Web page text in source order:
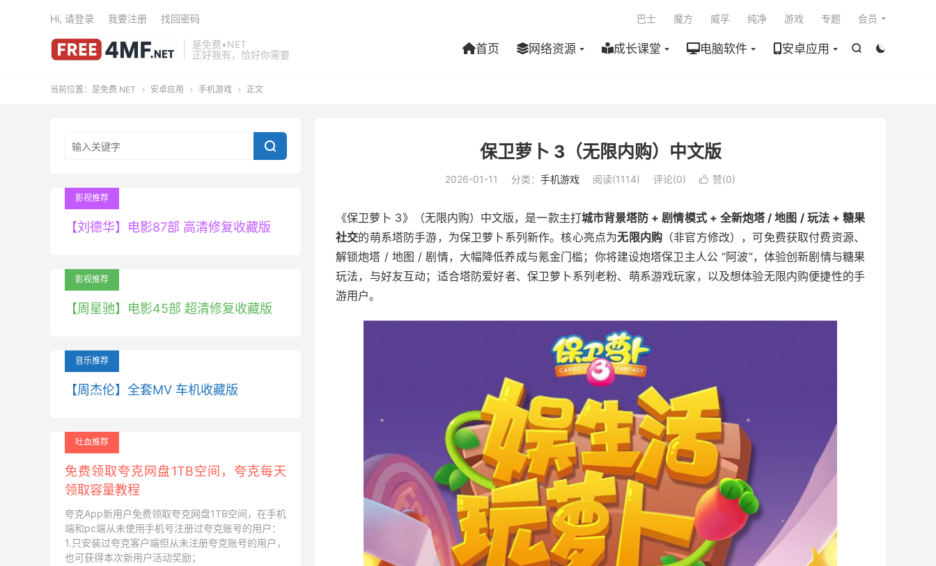
是免费•NET
正好我有，恰好你需要


首页 网络资源 成长课堂 电脑软件 安卓应用
巴士 魔方 威孚 纯净 游戏 专题 会员
Hi, 请登录 我要注册 找回密码
当前位置： 是免费.NET  安卓应用  手机游戏  正文
保卫萝卜 3（无限内购）中文版
2026-01-11 分类： 手机游戏 阅读(1114) 评论(0)  赞(0)
《保卫萝卜 3》（无限内购）中文版，是一款主打城市背景塔防 + 剧情模式 + 全新炮塔 / 地图 / 玩法 + 糖果
社交的萌系塔防手游，为保卫萝卜系列新作。核心亮点为无限内购 （非官方修改），可免费获取付费资源、
解锁炮塔 / 地图 / 剧情，大幅降低养成与氪金门槛；你将建设炮塔保卫主人公 “阿波”，体验创新剧情与糖果
玩法，与好友互动；适合塔防爱好者、保卫萝卜系列老粉、萌系游戏玩家，以及想体验无限内购便捷性的手
游用户。

影视推荐
【刘德华】电影87部 高清修复收藏版
影视推荐
【周星驰】电影45部 超清修复收藏版
音乐推荐
【周杰伦】全套MV 车机收藏版
吐血推荐
免费领取夸克网盘1TB空间，夸克每天
领取容量教程
夸克App新用户免费领取夸克网盘1TB空间，在手机
端和pc端从未使用手机号注册过夸克账号的用户：
1.只安装过夸克客户端但从未注册夸克账号的用户，
也可获得本次新用户活动奖励；